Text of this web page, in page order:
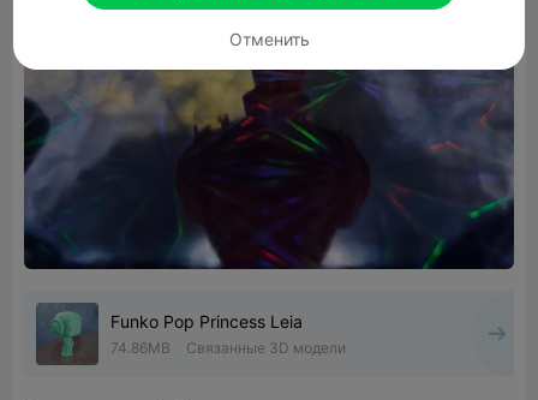
Funko Pop Princess Leia
74.86MB Связанные 3D модели
Отменить